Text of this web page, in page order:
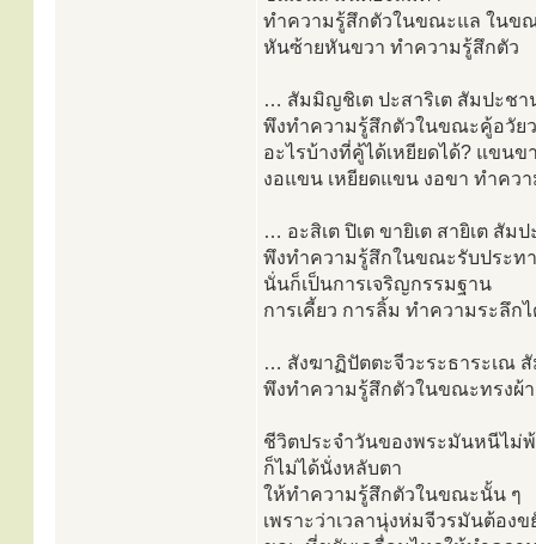
ทำความรู้สึกตัวในขณะแล ในข
หันซ้ายหันขวา ทำความรู้สึกตัว
… สัมมิญชิเต ปะสาริเต สัมปะชา
พึงทำความรู้สึกตัวในขณะคู้อวัยว
อะไรบ้างที่คู้ได้เหยียดได้? แขนข
งอแขน เหยียดแขน งอขา ทำคว
… อะสิเต ปิเต ขายิเต สายิเต สัม
พึงทำความรู้สึกในขณะรับประท
นั่นก็เป็นการเจริญกรรมฐาน
การเคี้ยว การลิ้ม ทำความระลึก
… สังฆาฏิปัตตะจีวะระธาระเณ
พึงทำความรู้สึกตัวในขณะทรงผ้
ชีวิตประจำวันของพระมันหนีไม่
ก็ไม่ได้นั่งหลับตา
ให้ทำความรู้สึกตัวในขณะนั้น ๆ
เพราะว่าเวลานุ่งห่มจีวรมันต้อง